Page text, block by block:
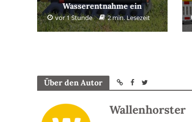
Wasserentnahme ein
vor 1 Stunde 2 min. Lesezeit
Über den Autor
Wallenhorster